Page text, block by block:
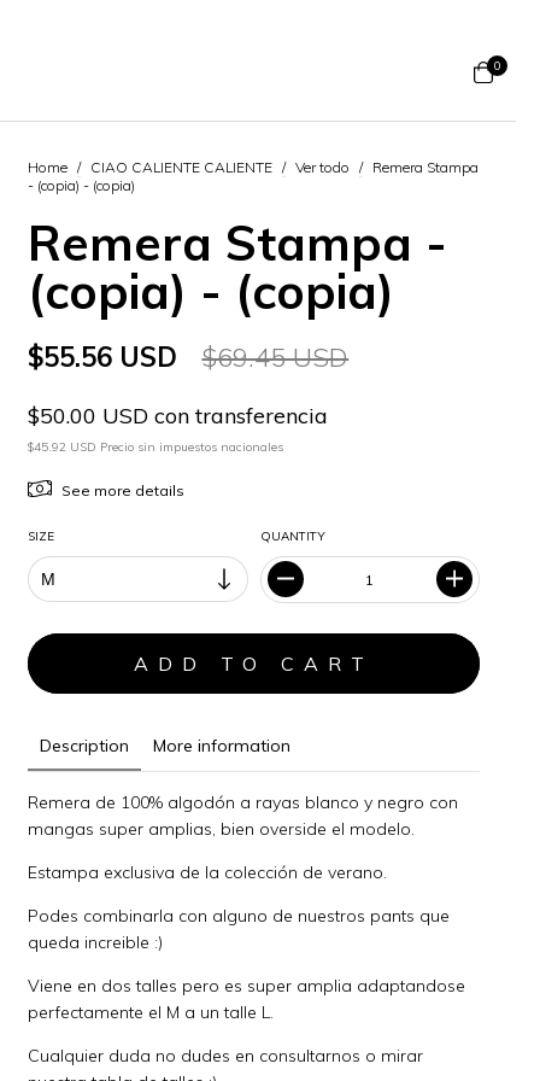
0
Home / CIAO CALIENTE CALIENTE / Ver todo / Remera Stampa
- (copia) - (copia)
Remera Stampa -
(copia) - (copia)
$55.56 USD $69.45 USD
$50.00 USD con transferencia
$45.92 USD Precio sin impuestos nacionales
See more details
SIZE QUANTITY
Description More information
Remera de 100% algodón a rayas blanco y negro con
mangas super amplias, bien overside el modelo.
Estampa exclusiva de la colección de verano.
Podes combinarla con alguno de nuestros pants que
queda increible :)
Viene en dos talles pero es super amplia adaptandose
perfectamente el M a un talle L.
Cualquier duda no dudes en consultarnos o mirar